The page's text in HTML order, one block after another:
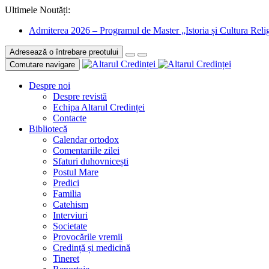
Ultimele Noutăți:
Admiterea 2026 – Programul de Master „Istoria și Cultura
Adresează o întrebare preotului
Comutare navigare
Despre noi
Despre revistă
Echipa Altarul Credinței
Contacte
Bibliotecă
Calendar ortodox
Comentariile zilei
Sfaturi duhovnicești
Postul Mare
Predici
Familia
Catehism
Interviuri
Societate
Provocările vremii
Credință și medicină
Tineret